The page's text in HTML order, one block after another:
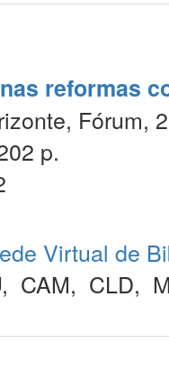
reformas
Fórum,
p.
Virtual de
, CAM, CLD,